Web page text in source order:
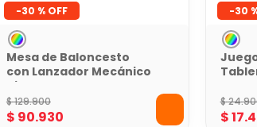
-30 %
Mesa de Baloncesto
con Lanzador Mecánico
King Games
$129.900
$ 90.930
-30
$24.
$17.